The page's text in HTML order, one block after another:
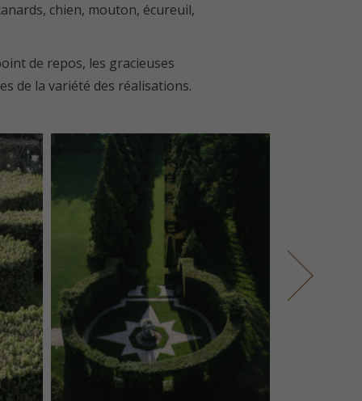
chien, mouton, écureuil,
de repos, les gracieuses
de la variété des réalisations.